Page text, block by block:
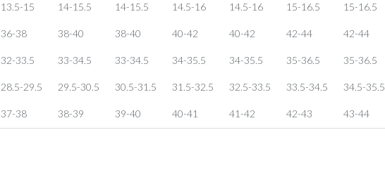
13.5-15 14-15.5 14-15.5 14.5-16 14.5-16 15-16.5 15-16.5
36-38 38-40 38-40 40-42 40-42 42-44 42-44
32-33.5 33-34.5 33-34.5 34-35.5 34-35.5 35-36.5 35-36.5
28.5-29.5 29.5-30.5 30.5-31.5 31.5-32.5 32.5-33.5 33.5-34.5 34.5-35.5
37-38 38-39 39-40 40-41 41-42 42-43 43-44